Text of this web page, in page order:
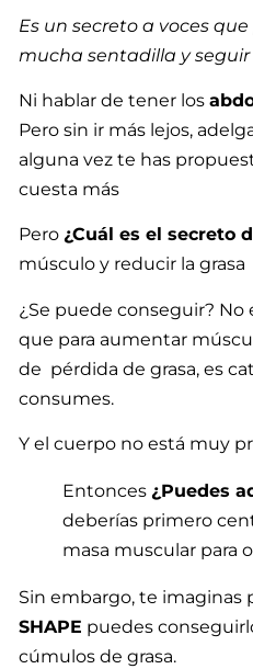
Es un secreto a voces
mucha sentadilla y
Ni hablar de tener los
Pero sin ir más lejos, a
alguna vez te has
cuesta más
Pero¿Cuál es el secreto
músculo y reducir la grasa
¿Se puede conseguir? No
que para aumentar
de pérdida de grasa, es
consumes.
Y el cuerpo no está muy
Entonces¿Puedes
deberías primero
masa muscular para
Sin embargo, te imaginas
SHAPE puedes
cúmulos de grasa.